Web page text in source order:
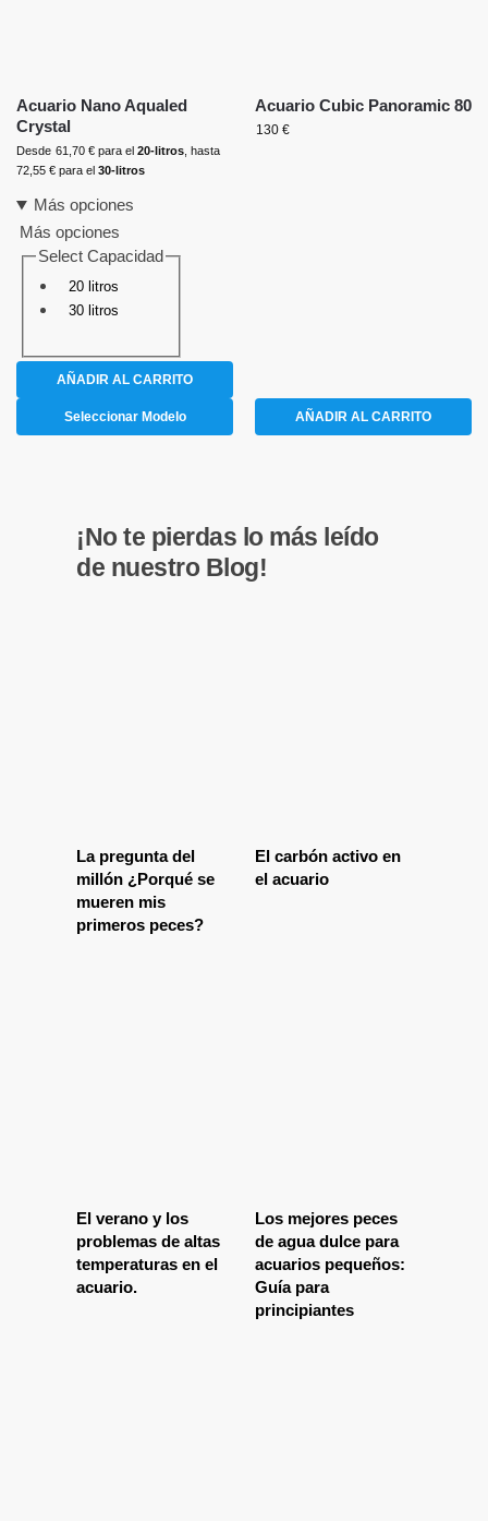
Acuario Nano Aqualed
Crystal
Desde 61,70 € para el 20-litros , hasta
72,55 € para el 30-litros
Más opciones
Más opciones
Select Capacidad
20 litros
30 litros
AÑADIR AL CARRITO
Seleccionar Modelo
Acuario Cubic Panoramic 80
130 €
AÑADIR AL CARRITO
¡No te pierdas lo más leído
de nuestro Blog!
La pregunta del
millón ¿Porqué se
mueren mis
primeros peces?
El carbón activo en
el acuario
El verano y los
problemas de altas
temperaturas en el
acuario.
Los mejores peces
de agua dulce para
acuarios pequeños:
Guía para
principiantes